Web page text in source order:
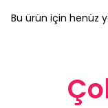
Bu ürün için henüz